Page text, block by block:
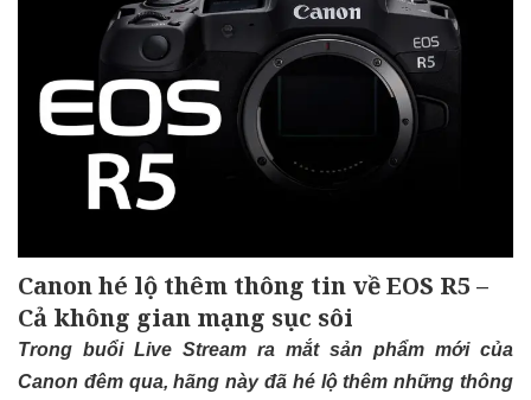
Canon hé lộ thêm thông tin về EOS R5 –
Cả không gian mạng sục sôi
Trong buổi Live Stream ra mắt sản phẩm mới của
Canon đêm qua, hãng này đã hé lộ thêm những thông